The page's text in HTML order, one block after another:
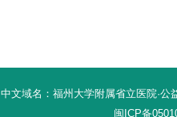
中文域名：福州大学附属省立医院·
闽ICP备